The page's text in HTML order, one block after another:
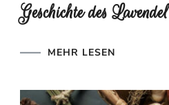
Geschichte des Lavendel
MEHR LESEN